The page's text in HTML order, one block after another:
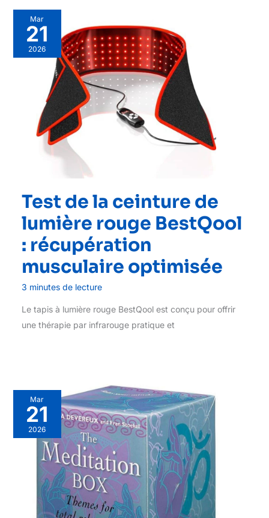
Mar
21
2026
Test de la ceinture de
lumière rouge BestQool
: récupération
musculaire optimisée
3 minutes de lecture
Le tapis à lumière rouge BestQool est conçu pour offrir
une thérapie par infrarouge pratique et
Mar
21
2026